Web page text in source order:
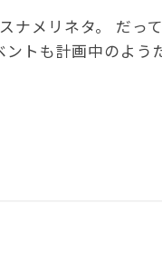
ナメリネタ。 だっ
トも計画中のよう